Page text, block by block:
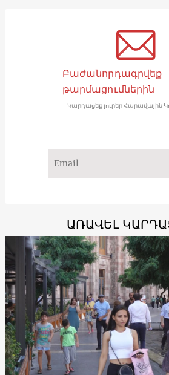
Բաժանորդագրվեք
թարմացումներին
Կարդացեք լուրեր Հարավային
ԱՌԱՎԵԼ